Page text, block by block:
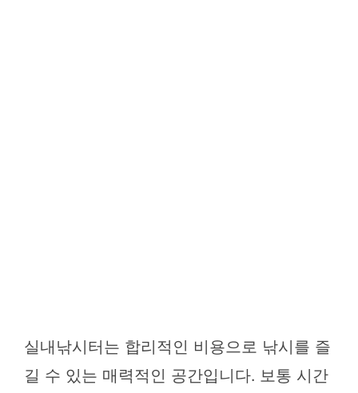
실내낚시터는 합리적인 비용으로 낚시를 즐
길 수 있는 매력적인 공간입니다. 보통 시간